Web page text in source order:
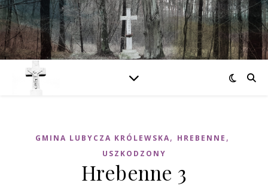
GMINA LUBYCZA KRÓLEWSKA, HREBENNE ,
USZKODZONY
Hrebenne 3